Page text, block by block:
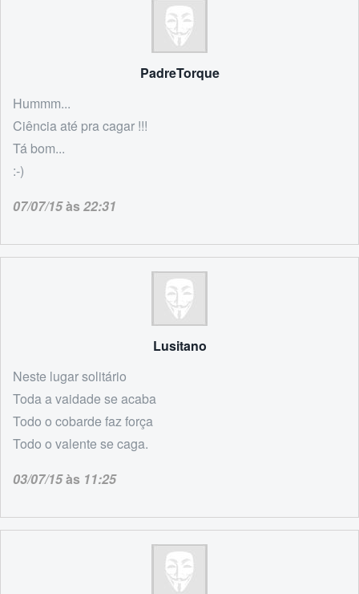
PadreTorque
Hummm...
Ciência até pra cagar !!!
Tá bom...
:-)
07/07/15às22:31
Lusitano
Neste lugar solitário
Toda a vaidade se acaba
Todo o cobarde faz força
Todo o valente se caga.
03/07/15às 11:25